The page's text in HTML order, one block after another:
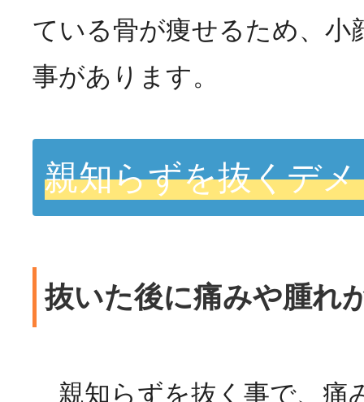
ている骨が痩せるため、小
事があります。
親知らずを抜くデ
抜いた後に痛みや腫れ
親知らずを抜く事で、痛